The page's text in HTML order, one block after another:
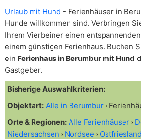
Urlaub mit Hund - Ferienhäuser in
Hunde willkommen sind. Verbringen
Ihrem Vierbeiner einen entspannenden
einem günstigen Ferienhaus. Buchen
ein Ferienhaus in Berumbur mit Hund
Gastgeber.
Bisherige Auswahlkriterien:
Objektart: Alle in Berumbur
Orte & Regionen: Alle Ferienhäuser
Niedersachsen
Nordsee Ostfriesland